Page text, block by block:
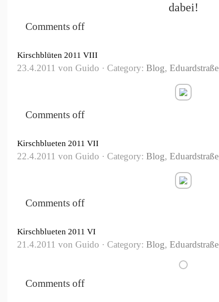
dabei!
Comments off
Kirschblüten 2011 VIII
23.4.2011 von Guido · Category: Blog, Eduardstraße
Comments off
Kirschblueten 2011 VII
22.4.2011 von Guido · Category: Blog, Eduardstraße
Comments off
Kirschblueten 2011 VI
21.4.2011 von Guido · Category: Blog, Eduardstraße
Comments off